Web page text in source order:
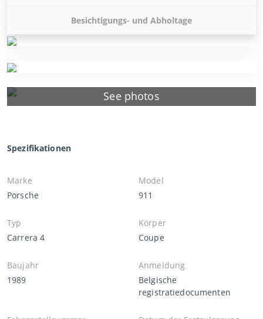
See photos
Besichtigungs- und Abholtage
Spezifikationen
Marke
Porsche
Model
911
Typ
Carrera 4
Körper
Coupe
Baujahr
1989
Anmeldung
Belgische
registratiedocumenten